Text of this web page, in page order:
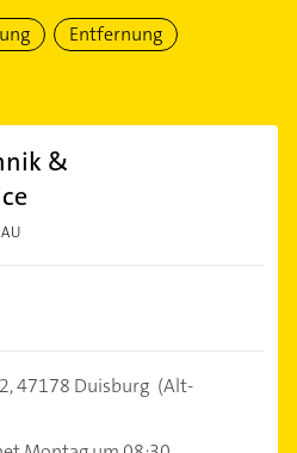
Entfernung
&
47178 Duisburg (Alt-